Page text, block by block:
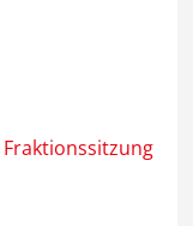
Fraktionssitzung